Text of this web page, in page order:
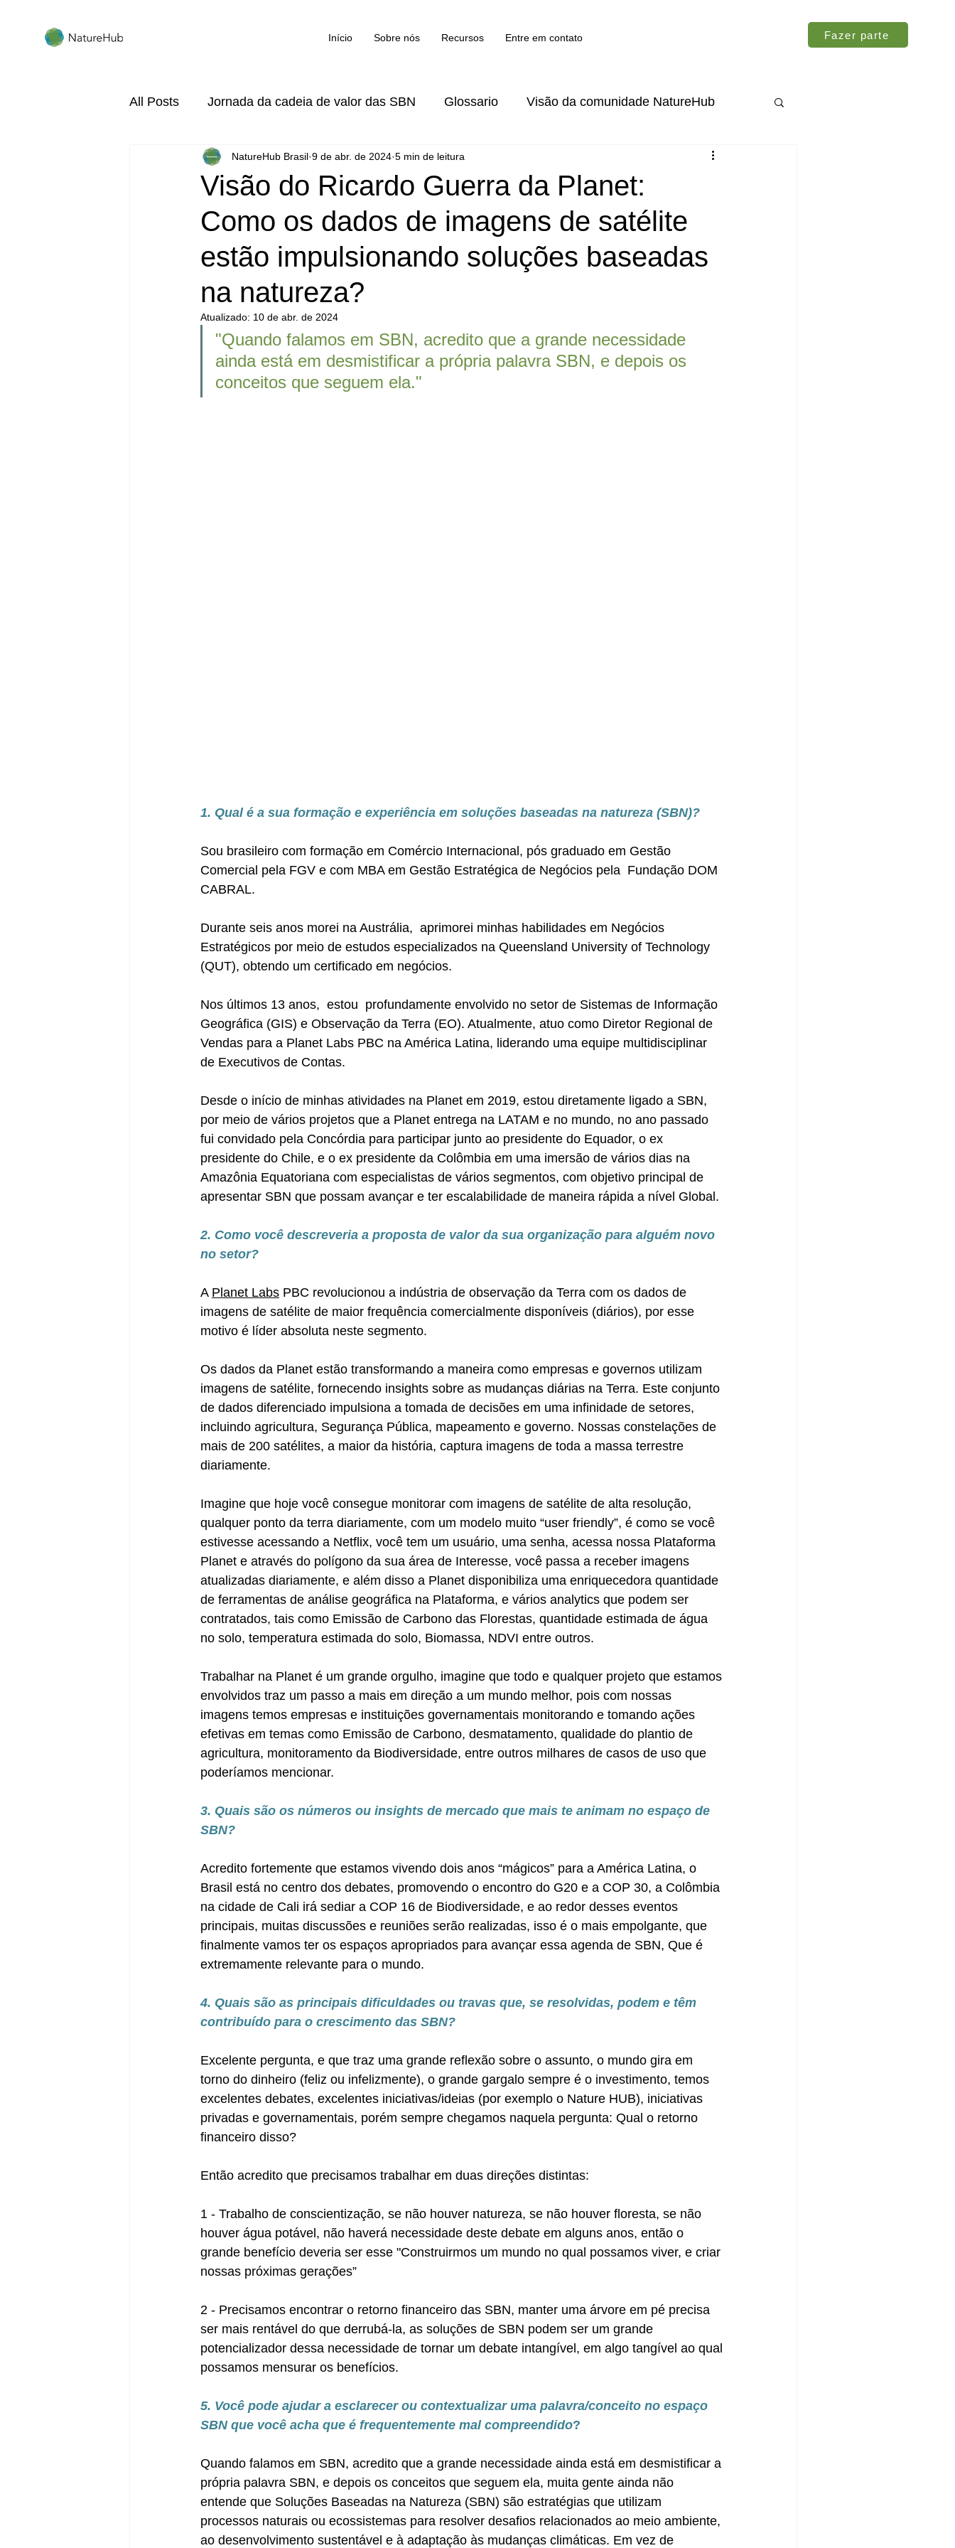
Início Sobre nós Recursos Entre em contato Fazer parte
All Posts Jornada da cadeia de valor das SBN Glossario Visão da comunidade NatureHub
agrofloresta sbn soluções financeiras
Visão do Ricardo Guerra da Planet:
Como os dados de imagens de satélite
estão impulsionando soluções baseadas
na natureza?
NatureHub Brasil 9 de abr. de 2024 5 min de leitura
Atualizado: 10 de abr. de 2024
"Quando falamos em SBN, acredito que a grande necessidade
ainda está em desmistificar a própria palavra SBN, e depois os
conceitos que seguem ela."
1. Qual é a sua formação e experiência em soluções baseadas na natureza (SBN)?
Sou brasileiro com formação em Comércio Internacional, pós graduado em Gestão
Comercial pela FGV e com MBA em Gestão Estratégica de Negócios pela  Fundação DOM
CABRAL.
Durante seis anos morei na Austrália,  aprimorei minhas habilidades em Negócios
Estratégicos por meio de estudos especializados na Queensland University of Technology
(QUT), obtendo um certificado em negócios.
Nos últimos 13 anos,  estou  profundamente envolvido no setor de Sistemas de Informação
Geográfica (GIS) e Observação da Terra (EO). Atualmente, atuo como Diretor Regional de
Vendas para a Planet Labs PBC na América Latina, liderando uma equipe multidisciplinar
de Executivos de Contas.
Desde o início de minhas atividades na Planet em 2019, estou diretamente ligado a SBN,
por meio de vários projetos que a Planet entrega na LATAM e no mundo, no ano passado
fui convidado pela Concórdia para participar junto ao presidente do Equador, o ex
presidente do Chile, e o ex presidente da Colômbia em uma imersão de vários dias na
Amazônia Equatoriana com especialistas de vários segmentos, com objetivo principal de
apresentar SBN que possam avançar e ter escalabilidade de maneira rápida a nível Global.
2. Como você descreveria a proposta de valor da sua organização para alguém novo
no setor?
A Planet Labs PBC revolucionou a indústria de observação da Terra com os dados de
imagens de satélite de maior frequência comercialmente disponíveis (diários), por esse
motivo é líder absoluta neste segmento.
Os dados da Planet estão transformando a maneira como empresas e governos utilizam
imagens de satélite, fornecendo insights sobre as mudanças diárias na Terra. Este conjunto
de dados diferenciado impulsiona a tomada de decisões em uma infinidade de setores,
incluindo agricultura, Segurança Pública, mapeamento e governo. Nossas constelações de
mais de 200 satélites, a maior da história, captura imagens de toda a massa terrestre
diariamente.
Imagine que hoje você consegue monitorar com imagens de satélite de alta resolução,
qualquer ponto da terra diariamente, com um modelo muito “user friendly”, é como se você
estivesse acessando a Netflix, você tem um usuário, uma senha, acessa nossa Plataforma
Planet e através do polígono da sua área de Interesse, você passa a receber imagens
atualizadas diariamente, e além disso a Planet disponibiliza uma enriquecedora quantidade
de ferramentas de análise geográfica na Plataforma, e vários analytics que podem ser
contratados, tais como Emissão de Carbono das Florestas, quantidade estimada de água
no solo, temperatura estimada do solo, Biomassa, NDVI entre outros.
Trabalhar na Planet é um grande orgulho, imagine que todo e qualquer projeto que estamos
envolvidos traz um passo a mais em direção a um mundo melhor, pois com nossas
imagens temos empresas e instituições governamentais monitorando e tomando ações
efetivas em temas como Emissão de Carbono, desmatamento, qualidade do plantio de
agricultura, monitoramento da Biodiversidade, entre outros milhares de casos de uso que
poderíamos mencionar.
3. Quais são os números ou insights de mercado que mais te animam no espaço de
SBN?
Acredito fortemente que estamos vivendo dois anos “mágicos” para a América Latina, o
Brasil está no centro dos debates, promovendo o encontro do G20 e a COP 30, a Colômbia
na cidade de Cali irá sediar a COP 16 de Biodiversidade, e ao redor desses eventos
principais, muitas discussões e reuniões serão realizadas, isso é o mais empolgante, que
finalmente vamos ter os espaços apropriados para avançar essa agenda de SBN, Que é
extremamente relevante para o mundo.
4. Quais são as principais dificuldades ou travas que, se resolvidas, podem e têm
contribuído para o crescimento das SBN?
Excelente pergunta, e que traz uma grande reflexão sobre o assunto, o mundo gira em
torno do dinheiro (feliz ou infelizmente), o grande gargalo sempre é o investimento, temos
excelentes debates, excelentes iniciativas/ideias (por exemplo o Nature HUB), iniciativas
privadas e governamentais, porém sempre chegamos naquela pergunta: Qual o retorno
financeiro disso?
Então acredito que precisamos trabalhar em duas direções distintas:
1 - Trabalho de conscientização, se não houver natureza, se não houver floresta, se não
houver água potável, não haverá necessidade deste debate em alguns anos, então o
grande benefício deveria ser esse "Construirmos um mundo no qual possamos viver, e criar
nossas próximas gerações”
2 - Precisamos encontrar o retorno financeiro das SBN, manter uma árvore em pé precisa
ser mais rentável do que derrubá-la, as soluções de SBN podem ser um grande
potencializador dessa necessidade de tornar um debate intangível, em algo tangível ao qual
possamos mensurar os benefícios.
5. Você pode ajudar a esclarecer ou contextualizar uma palavra/conceito no espaço
SBN que você acha que é frequentemente mal compreendido?
Quando falamos em SBN, acredito que a grande necessidade ainda está em desmistificar a
própria palavra SBN, e depois os conceitos que seguem ela, muita gente ainda não
entende que Soluções Baseadas na Natureza (SBN) são estratégias que utilizam
processos naturais ou ecossistemas para resolver desafios relacionados ao meio ambiente,
ao desenvolvimento sustentável e à adaptação às mudanças climáticas. Em vez de